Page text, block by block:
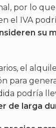
por lo
el IVA
su
el
para
podría
de larga